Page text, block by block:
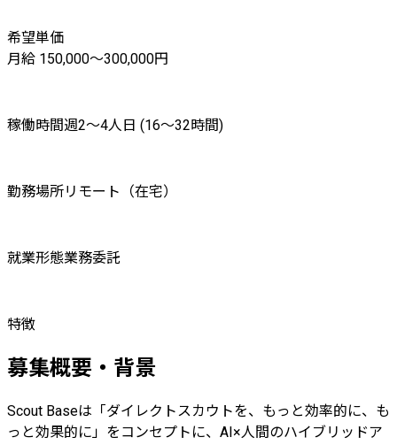
希望単価
月給 150,000〜300,000円
稼働時間週2〜4人日 (16〜32時間)
勤務場所リモート（在宅）
就業形態業務委託
特徴
募集概要・背景
Scout Baseは「ダイレクトスカウトを、もっと効率的に、も
っと効果的に」をコンセプトに、AI×人間のハイブリッドア